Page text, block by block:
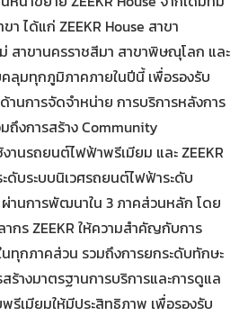
า ได้แก่ ZEEKR House สาขา
สาขานครราชสีมา สาขาพิษณุโลก และ
ลุมทุกภูมิภาคภายในปีนี้ เพื่อรองรับ
นการจัดจำหน่าย การบริการหลังการ
ถึงการสร้าง Community
านรถยนต์ไฟฟ้าพรีเมียม และ ZEEKR
ดับระบบนิเวศรถยนต์ไฟฟ้าระดับ
านการพัฒนาใน 3 ภาคส่วนหลัก โดย
กร ZEEKR ให้ความสำคัญกับการ
กภาคส่วน รวมถึงการยกระดับทักษะ
ร้างมาตรฐานการบริการและการดูแล
รีเมียมให้มีประสิทธิภาพ เพื่อรองรับ